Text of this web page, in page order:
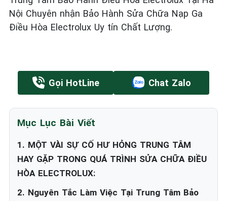
Nội Chuyên nhận Bảo Hành Sửa Chữa Nạp Ga
Điều Hòa Electrolux Uy tín Chất Lượng.
Gọi HotLine Chat Zalo
Mục Lục Bài Viết
1. MỘT VÀI SỰ CỐ HƯ HỎNG TRUNG TÂM
HAY GẶP TRONG QUÁ TRÌNH SỬA CHỮA ĐIỀU
HÒA ELECTROLUX:
2. Nguyên Tắc Làm Việc Tại Trung Tâm Bảo